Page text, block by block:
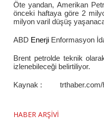
Öte yandan, Amerikan
önceki haftaya göre 2
milyon varil düşüş
ABD Enerji Enformasyon
Brent petrolde teknik
izlenebileceği belirtiliyor.
Kaynak : trthaber.com/
HABER ARŞİVİ